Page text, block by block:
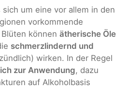
sich um eine vor allem in den
vorkommende
können ätherische Öle
schmerzlindernd und
wirken. In der Regel
zur Anwendung, dazu
auf Alkoholbasis